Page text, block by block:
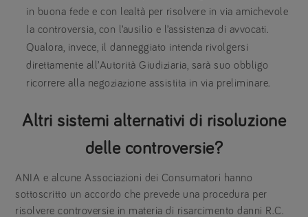
in buona fede e con lealtà per risolvere in via amichevole
la controversia, con l’ausilio e l’assistenza di avvocati.
Qualora, invece, il danneggiato intenda rivolgersi
direttamente all’Autorità Giudiziaria, sarà suo obbligo
ricorrere alla negoziazione assistita in via preliminare.
Altri sistemi alternativi di risoluzione
delle controversie?
ANIA e alcune Associazioni dei Consumatori hanno
sottoscritto un accordo che prevede una procedura per
risolvere controversie in materia di risarcimento danni R.C.